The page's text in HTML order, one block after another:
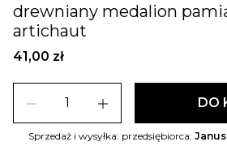
drewniany medalion
artichaut
41,00 zł
remove add DO
Sprzedaż i wysyłka: przedsiębiorca: